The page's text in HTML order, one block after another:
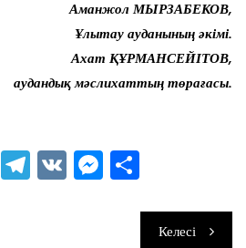
Аманжол МЫРЗАБЕКОВ,
Ұлытау ауданының әкімі.
Ахат ҚҰРМАНСЕЙІТОВ,
аудандық мәслихаттың төрағасы.
W T V M
раКелесі